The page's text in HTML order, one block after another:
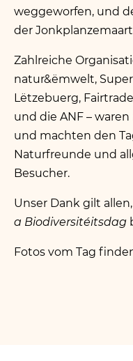
weggeworfen, und
der
Zahlreiche
natur&ëmwelt,
Lëtzebuerg,
und die ANF –
und machten den
Naturfreunde und
Besucher.
Unser Dank gilt
a Biodiversitéitsdag
Fotos vom Tag